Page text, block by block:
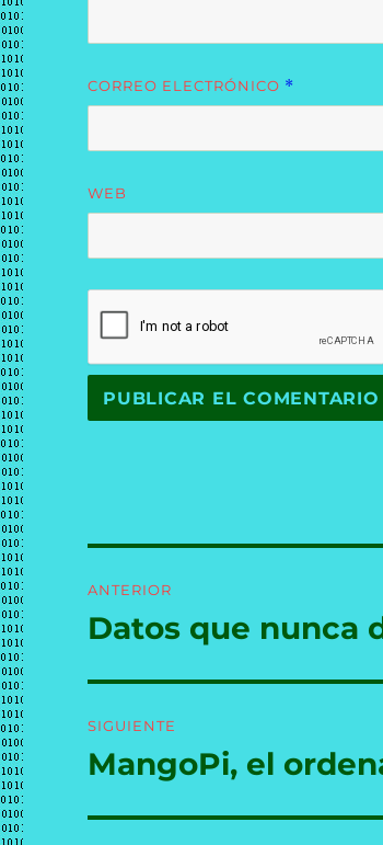
CORREO ELECTRÓNICO *
WEB
de
ANTERIOR
Entrada
Datos que nunca
SIGUIENTE
Entrada
MangoPi, el